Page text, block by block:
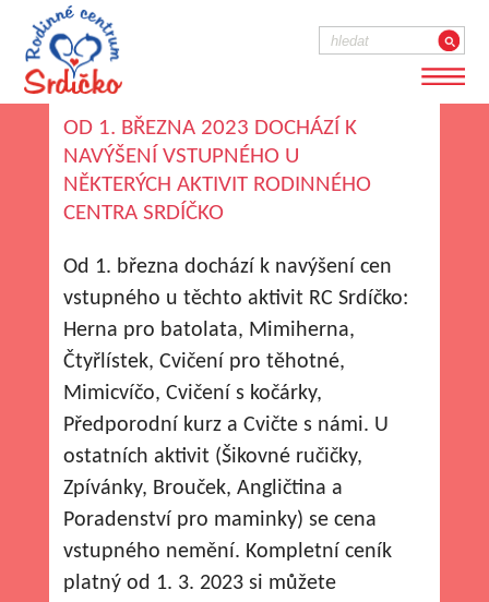
OD 1. BŘEZNA 2023 DOCHÁZÍ K
NAVÝŠENÍ VSTUPNÉHO U
NĚKTERÝCH AKTIVIT RODINNÉHO
CENTRA SRDÍČKO
Od 1. března dochází k navýšení cen
vstupného u těchto aktivit RC Srdíčko:
Herna pro batolata, Mimiherna,
Čtyřlístek, Cvičení pro těhotné,
Mimicvíčo, Cvičení s kočárky,
Předporodní kurz a Cvičte s námi. U
ostatních aktivit (Šikovné ručičky,
Zpívánky, Brouček, Angličtina a
Poradenství pro maminky) se cena
vstupného nemění. Kompletní ceník
platný od 1. 3. 2023 si můžete